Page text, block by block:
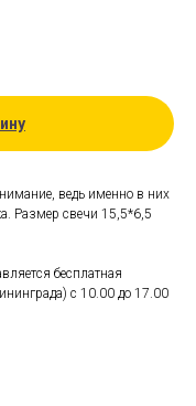
ведь именно в них
Размер свечи 15,5*6,5
бесплатная
с 10.00 до 17.00